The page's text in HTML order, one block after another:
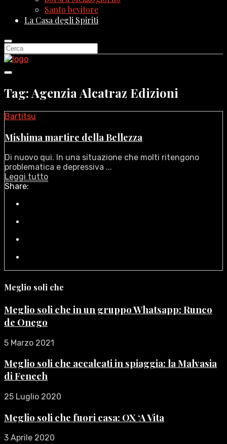
Santo bevitore
La Casa degli Spiriti
Tag: Agenzia Alcatraz Edizioni
Bartitsu
Mishima martire della Bellezza
Di nuovo qui. In una situazione che molti ritengono
problematica e depressiva ...
Leggi tutto
Share:
Meglio soli che
Meglio soli che in un gruppo Whatsapp: Runco
de Onego
5 Marzo 2021
Meglio soli che accalcati in spiaggia: la Malvasia
di Fenech
25 Luglio 2020
Meglio soli che fuori casa: OX ‘A Vita
3 Aprile 2020